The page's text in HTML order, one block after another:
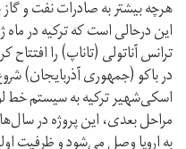
هرچه بیشتر به صادرات نفت و
این درحالی است که ترکیه در
ترانس آناتولی (تاناپ) را
در باکو (جمهوری آذربایجان)
اسکی‌شهیر ترکیه به سیستم